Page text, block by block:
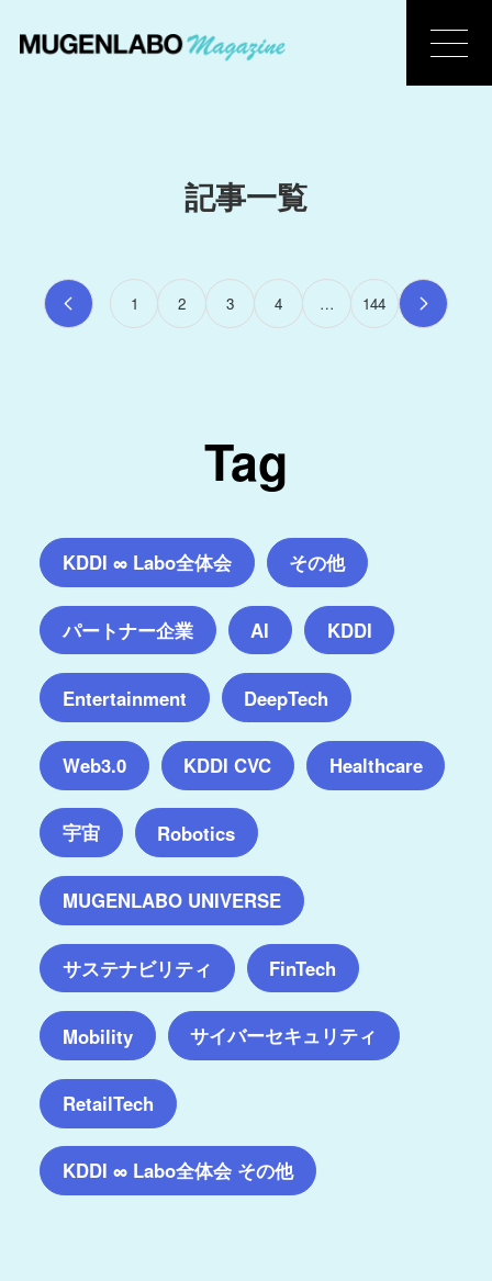
記事一覧
1 2 3 4 … 144
Tag
KDDI ∞ Labo全体会 その他
パートナー企業 AI KDDI
Entertainment DeepTech
Web3.0 KDDI CVC Healthcare
宇宙 Robotics
MUGENLABO UNIVERSE
サステナビリティ FinTech
Mobility サイバーセキュリティ
RetailTech
KDDI ∞ Labo全体会 その他